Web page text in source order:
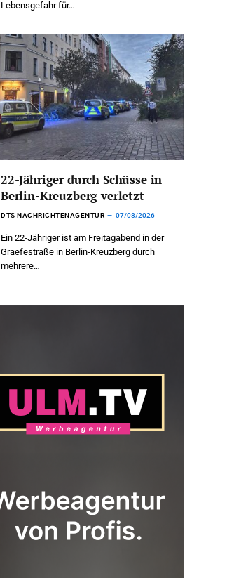
Lebensgefahr für…
22-Jähriger durch Schüsse in
Berlin-Kreuzberg verletzt
DTS NACHRICHTENAGENTUR 07/08/2026
Ein 22-Jähriger ist am Freitagabend in der
Graefestraße in Berlin-Kreuzberg durch
mehrere…